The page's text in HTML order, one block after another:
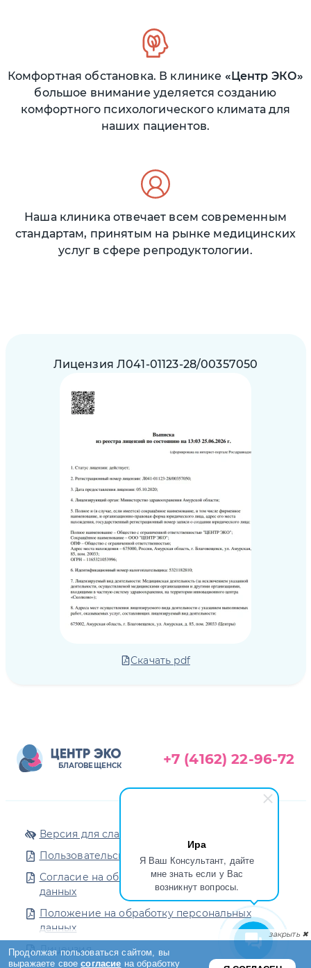
Ира
Я Ваш Консультант, дайте
мне знать если у Вас
возникнут вопросы.
Комфортная обстановка. В клинике
Центр ЭКО
большое внимание уделяется созданию
комфортного психологического климата для
наших пациентов.
Наша клиника отвечает всем современным
стандартам, принятым на рынке медицинских
услуг в сфере репродуктологии.
ЛицензияЛ041-01123-28/00357050
Скачать pdf
БЛАГОВЕЩЕНСК +7 (4162) 22-96-72
Версия для слабовидящих
Пользовательское соглашение
Согласие на обработку персональных
данных
Положение на обработку персональных
данных
Лицензия